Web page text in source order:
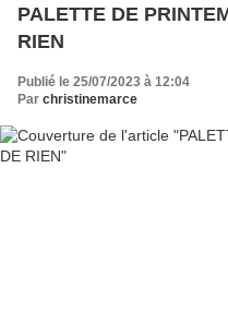
PALETTE DE
RIEN
Publié le 25/07/2023 à 12:04
Par christinemarce